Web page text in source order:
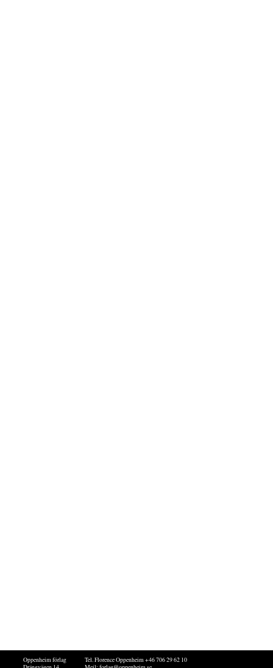
Oppenheim förlag
Tel. Florence Oppenheim +46 706 29 62 10